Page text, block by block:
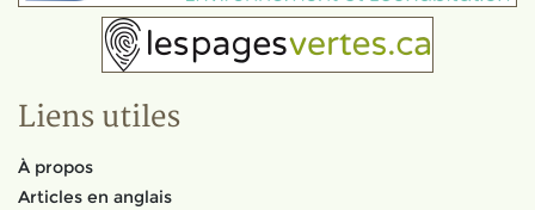
Liens utiles
À propos
Articles en anglais